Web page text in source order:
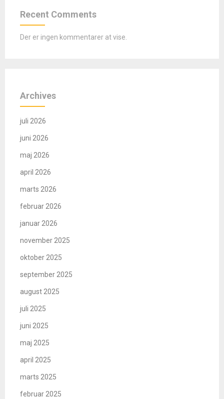
Recent Comments
Der er ingen kommentarer at vise.
Archives
juli 2026
juni 2026
maj 2026
april 2026
marts 2026
februar 2026
januar 2026
november 2025
oktober 2025
september 2025
august 2025
juli 2025
juni 2025
maj 2025
april 2025
marts 2025
februar 2025